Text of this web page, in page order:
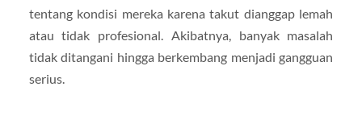
tentang kondisi mereka karena takut dianggap lemah
atau tidak profesional. Akibatnya, banyak masalah
tidak ditangani hingga berkembang menjadi gangguan
serius.